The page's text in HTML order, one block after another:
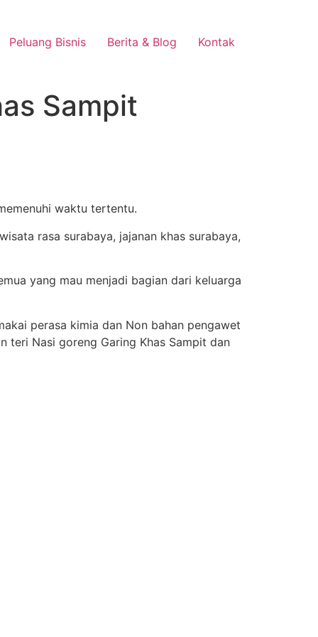
Peluang Bisnis Berita & Blog Kontak
Sampit
waktu tertentu.
yang mau menjadi bagian dari keluarga
perasa kimia dan Non bahan pengawet
teri Nasi goreng Garing Khas Sampit dan